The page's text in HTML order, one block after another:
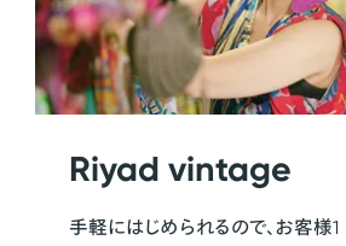
Riyad vintage
手軽にはじめられるので、お客様1